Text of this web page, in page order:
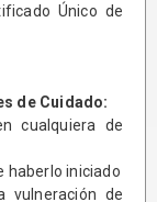
Único de
de Cuidado:
cualquiera de
haberlo iniciado
vulneración de